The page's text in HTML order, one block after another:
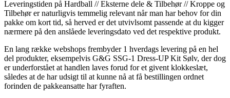
Leveringstiden på Hardball // Eksterne dele & Tilbehør // Kroppe og
Tilbehør er naturligvis temmelig relevant når man har behov for din
pakke om kort tid, så herved er det utvivlsomt passende at du kigger
nærmere på den anslåede leveringsdato ved det respektive produkt.
En lang række webshops frembyder 1 hverdags levering på en hel
del produkter, eksempelvis G&G SSG-1 Dress-UP Kit Sølv, der dog
er underforstået at handlen laves forud for et givent klokkeslæt,
således at de har udsigt til at kunne nå at få bestillingen ordnet
forinden de pakkeansatte har fyraften.